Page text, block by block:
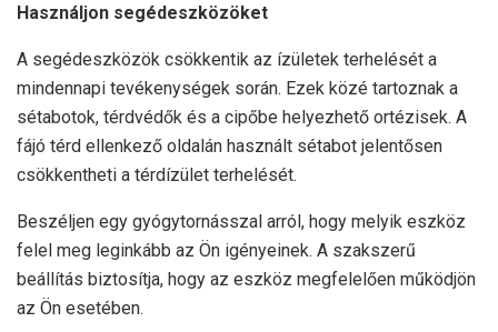
Használjon segédeszközöket
A segédeszközök csökkentik az ízületek terhelését a
mindennapi tevékenységek során. Ezek közé tartoznak a
sétabotok, térdvédők és a cipőbe helyezhető ortézisek. A
fájó térd ellenkező oldalán használt sétabot jelentősen
csökkentheti a térdízület terhelését.
Beszéljen egy gyógytornásszal arról, hogy melyik eszköz
felel meg leginkább az Ön igényeinek. A szakszerű
beállítás biztosítja, hogy az eszköz megfelelően működjön
az Ön esetében.